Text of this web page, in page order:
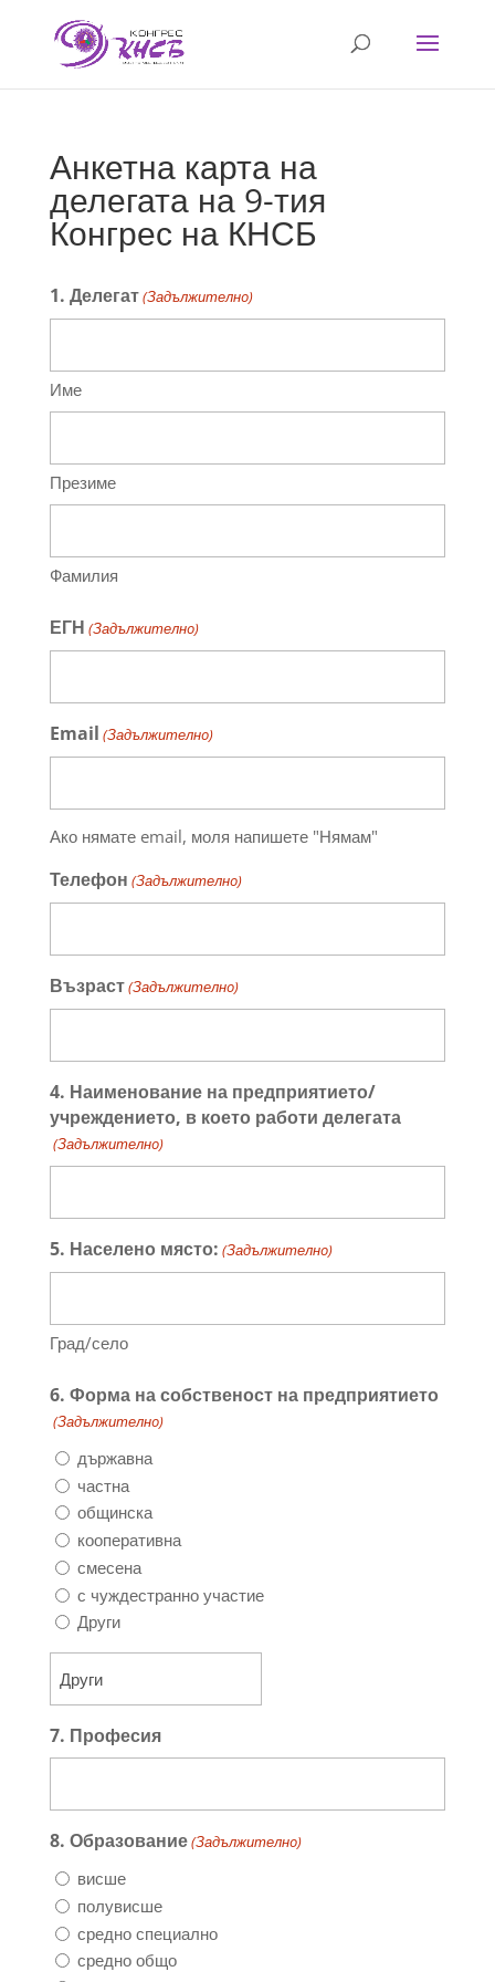
Анкетна карта на
делегата на 9-тия
Конгрес на КНСБ
1. Делегат(Задължителнo)
Име
Презиме
Фамилия
ЕГН (Задължителнo)
Email (Задължителнo)
Ако нямате email, моля напишете "Нямам"
Телефон (Задължителнo)
Възраст(Задължителнo)
4. Наименование на предприятието/
учреждението, в което работи делегата
(Задължителнo)
5. Населено място: (Задължителнo)
Град/село
6. Форма на собственост на предприятието
(Задължителнo)
държавна
частна
общинска
кооперативна
смесена
с чуждестранно участие
Други
7. Професия
8. Образование(Задължителнo)
висше
полувисше
средно специално
средно общо